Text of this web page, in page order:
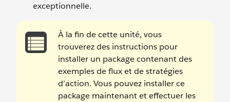
exceptionnelle.
À la fin de cette unité, vous
trouverez des instructions pour
installer un package contenant des
exemples de flux et de stratégies
d’action. Vous pouvez installer ce
package maintenant et effectuer les